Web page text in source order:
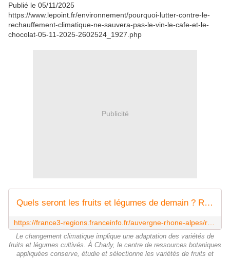
Publié le 05/11/2025
https://www.lepoint.fr/environnement/pourquoi-lutter-contre-le-
rechauffement-climatique-ne-sauvera-pas-le-vin-le-cafe-et-le-
chocolat-05-11-2025-2602524_1927.php
Publicité
Quels seront les fruits et légumes de demain ? Réponse au centre de ressources botaniques appliquées
Le changement climatique implique une adaptation des variétés de
fruits et légumes cultivés. À Charly, le centre de ressources botaniques
appliquées conserve, étudie et sélectionne les variétés de fruits et